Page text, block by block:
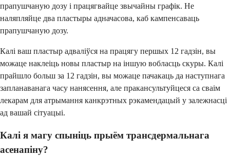
прапушчаную дозу і працягвайце звычайны графік. Не
наляпляйце два пластыры адначасова, каб кампенсаваць
прапушчаную дозу.
Калі ваш пластыр адваліўся на працягу першых 12 гадзін, вы
можаце наклеіць новы пластыр на іншую вобласць скуры. Калі
прайшло больш за 12 гадзін, вы можаце пачакаць да наступнага
запланаванага часу нанясення, але пракансультуйцеся са сваім
лекарам для атрымання канкрэтных рэкамендацый у залежнасці
ад вашай сітуацыі.
Калі я магу спыніць прыём трансдермальнага
асенапіну?